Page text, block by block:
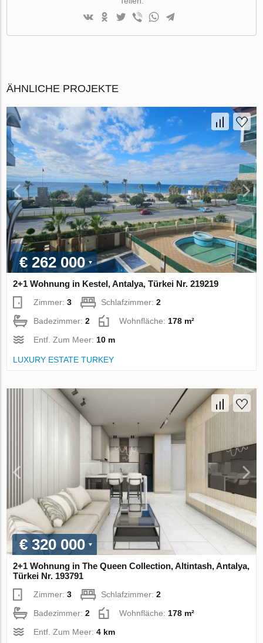
ÄHNLICHE PROJEKTE
€ 262 000
2+1 Wohnung in Kestel, Antalya, Türkei Nr. 219219
Zimmer:3 Schlafzimmer:2
Badezimmer:2 Wohnfläche:178 m²
Entf. Zum Meer:10 m
LUXURY ESTATE TURKEY
€ 320 000
2+1 Wohnung in The Queen Collection, Altintash, Antalya,
Türkei Nr. 193791
Zimmer:3 Schlafzimmer:2
Badezimmer:2 Wohnfläche: 178 m²
Entf. Zum Meer:4 km